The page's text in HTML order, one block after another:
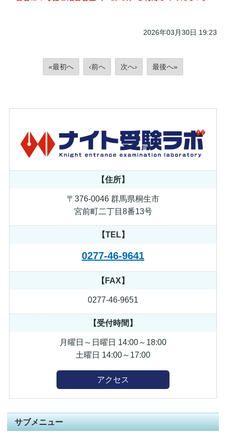
2026年03月30日 19:23
«最初へ ‹前へ 次へ› 最後へ»
【住所】
〒376-0046 群馬県桐生市
宮前町二丁目8番13号
【TEL】
0277-46-9641
【FAX】
0277-46-9651
【受付時間】
月曜日～日曜日 14:00～18:00
土曜日 14:00～17:00
アクセス
サブメニュー